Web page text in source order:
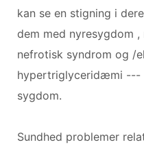
kan se en stigning i
dem med nyresygdom
nefrotisk syndrom og /
hypertriglyceridæmi ---
sygdom.
Sundhed problemer